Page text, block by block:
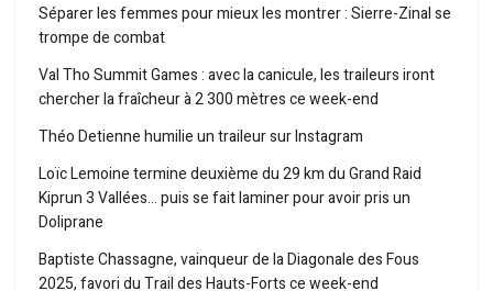
Séparer les femmes pour mieux les montrer : Sierre-Zinal se
trompe de combat
Val Tho Summit Games : avec la canicule, les traileurs iront
chercher la fraîcheur à 2 300 mètres ce week-end
Théo Detienne humilie un traileur sur Instagram
Loïc Lemoine termine deuxième du 29 km du Grand Raid
Kiprun 3 Vallées… puis se fait laminer pour avoir pris un
Doliprane
Baptiste Chassagne, vainqueur de la Diagonale des Fous
2025, favori du Trail des Hauts-Forts ce week-end